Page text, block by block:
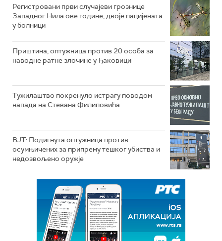
Регистровани први случајеви грознице
Западног Нила ове године, двоје пацијената
у болници
Приштина, оптужница против 20 особа за
наводне ратне злочине у Ђаковици
Тужилаштво покренуло истрагу поводом
напада на Стевана Филиповића
ВЈТ: Подигнута оптужница против
осумњичених за припрему тешког убиства и
недозвољено оружје